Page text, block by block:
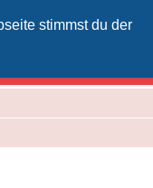
stimmst du der